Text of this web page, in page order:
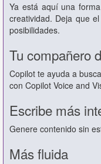
Ya está aquí una
creatividad. Deja que
posibilidades.
Tu compañero
Copilot te ayuda a
con Copilot Voice and
Escribe más
Genere contenido sin
Más fluida